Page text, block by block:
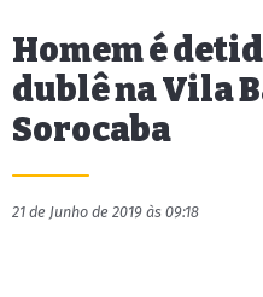
Homem é
dublê na Vila
Sorocaba
21 de Junho de 2019 às 09:18